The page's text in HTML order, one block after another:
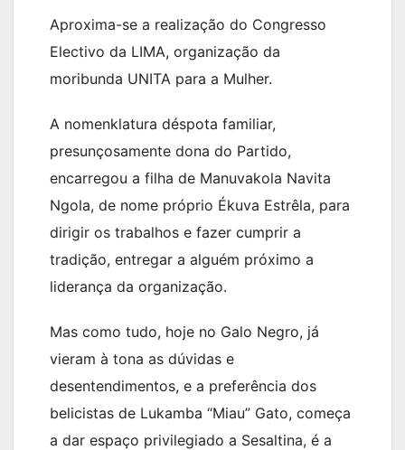
Aproxima-se a realização do Congresso
Electivo da LIMA, organização da
moribunda UNITA para a Mulher.
A nomenklatura déspota familiar,
presunçosamente dona do Partido,
encarregou a filha de Manuvakola Navita
Ngola, de nome próprio Ékuva Estrêla, para
dirigir os trabalhos e fazer cumprir a
tradição, entregar a alguém próximo a
liderança da organização.
Mas como tudo, hoje no Galo Negro, já
vieram à tona as dúvidas e
desentendimentos, e a preferência dos
belicistas de Lukamba “Miau” Gato, começa
a dar espaço privilegiado a Sesaltina, é a